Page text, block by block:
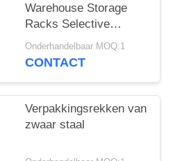
Warehouse Storage
Racks Selective
Warehouse Pallet
Racks
Onderhandelbaar MOQ:1
CONTACT
Verpakkingsrekken van
zwaar staal